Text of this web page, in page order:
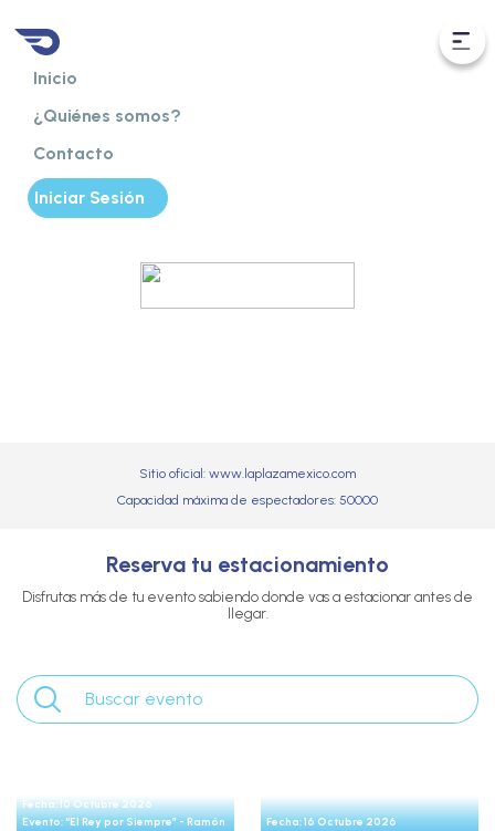
Inicio
¿Quiénes somos?
Contacto
Iniciar Sesión
Sitio oficial: www.laplazamexico.com
Capacidad máxima de espectadores: 50000
Reserva tu estacionamiento
Disfrutas más de tu evento sabiendo donde vas a estacionar antes de
llegar.
Fecha: 10 Octubre 2026
Evento: “El Rey por Siempre” - Ramón
Fecha: 16 Octubre 2026